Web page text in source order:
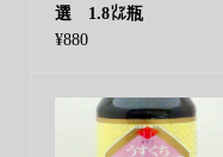
選 1.8㍑瓶
¥880